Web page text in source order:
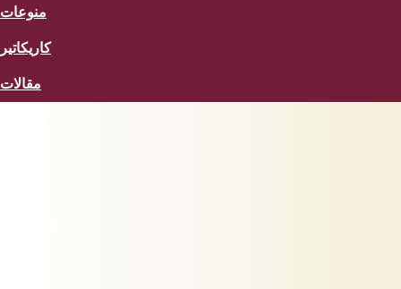
منوعات
كاريكاتير
مقالات